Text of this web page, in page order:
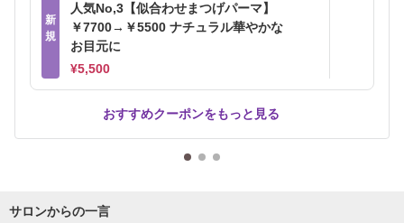
新
規
人気No,3【似合わせまつげパーマ】
￥7700→￥5500 ナチュラル華やかな
お目元に
¥5,500
おすすめクーポンをもっと見る
サロンからの一言